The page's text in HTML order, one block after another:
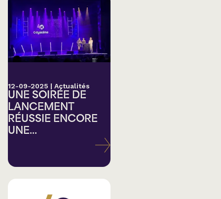
12-09-2025 | Actualités
UNE SOIRÉE DE
LANCEMENT
RÉUSSIE ENCORE
UNE...